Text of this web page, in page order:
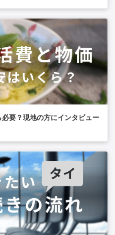
要？現地の方にインタビュー